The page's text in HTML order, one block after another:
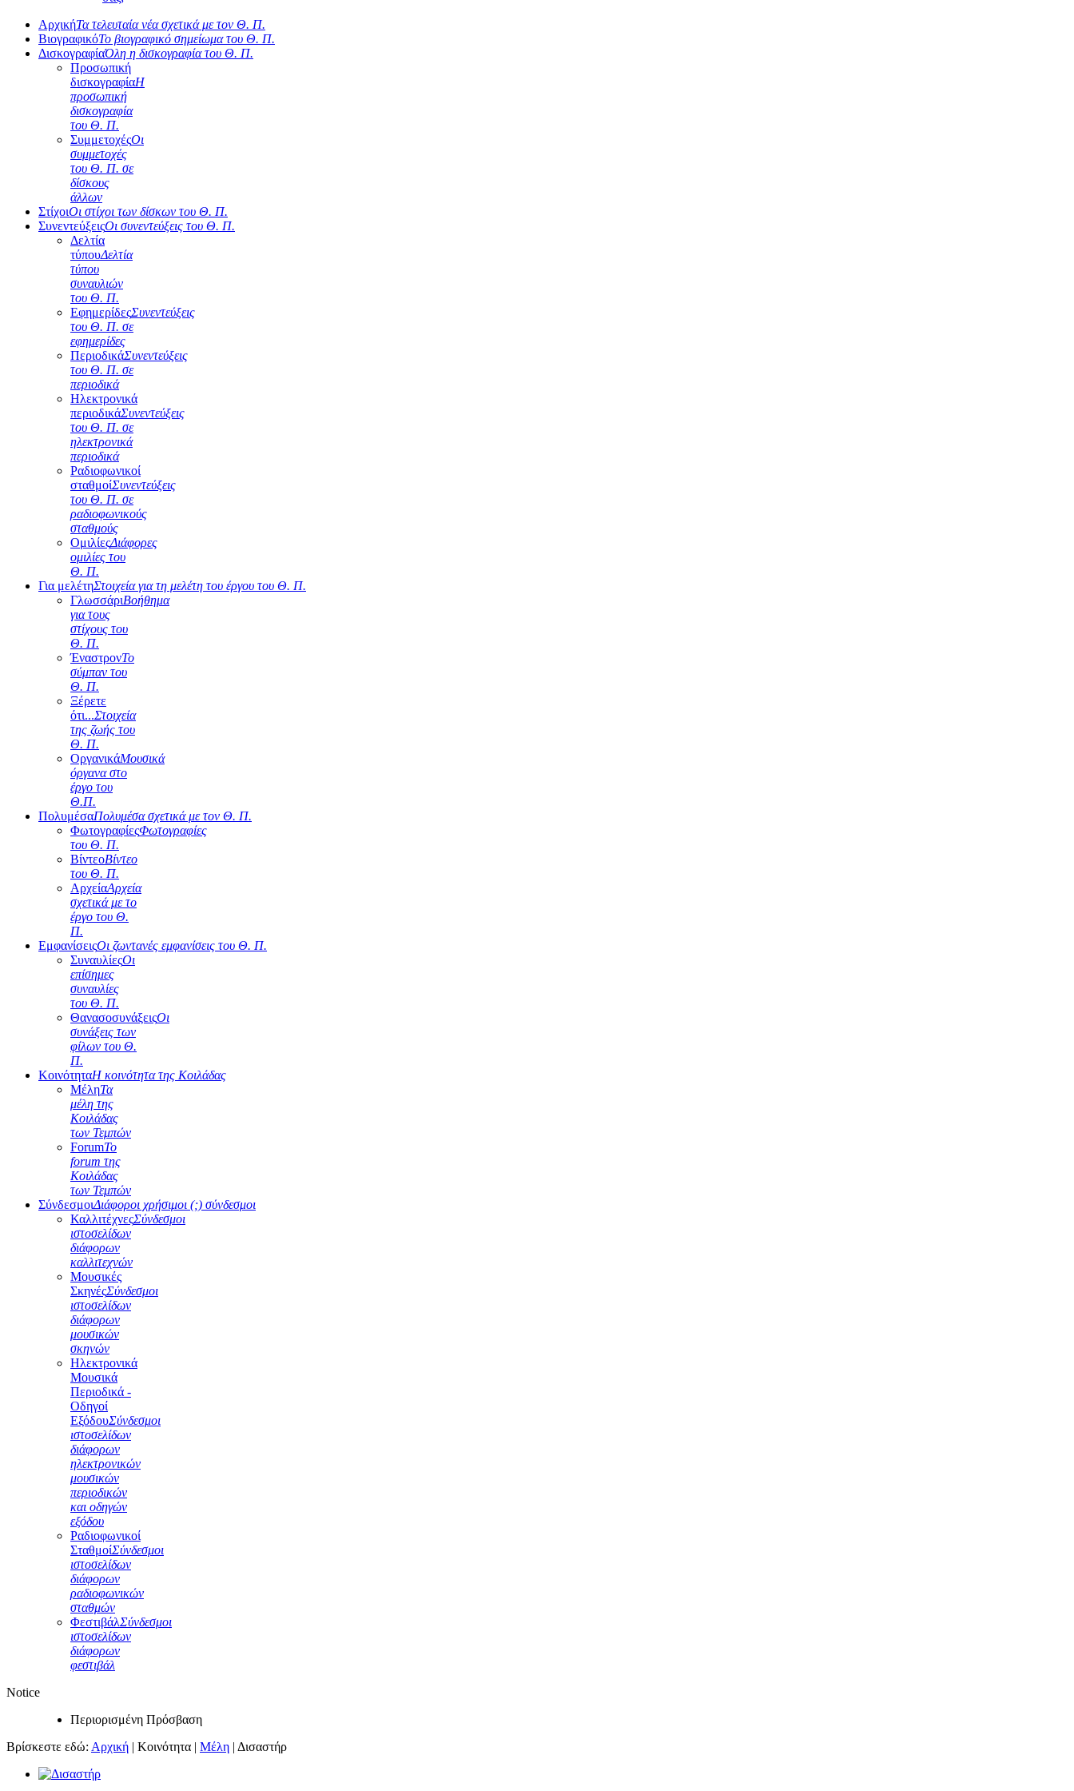
ΑρχικήΤα τελευταία νέα σχετικά με τον Θ. Π.
ΒιογραφικόΤο βιογραφικό σημείωμα του Θ. Π.
ΔισκογραφίαΌλη η δισκογραφία του Θ. Π.
Προσωπική
δισκογραφίαΗ
προσωπική
δισκογραφία
του Θ. Π.
ΣυμμετοχέςΟι
συμμετοχές
του Θ. Π. σε
δίσκους
άλλων
ΣτίχοιΟι στίχοι των δίσκων του Θ. Π.
ΣυνεντεύξειςΟι συνεντεύξεις του Θ. Π.
Δελτία
τύπουΔελτία
τύπου
συναυλιών
του Θ. Π.
ΕφημερίδεςΣυνεντεύξεις
του Θ. Π. σε
εφημερίδες
ΠεριοδικάΣυνεντεύξεις
του Θ. Π. σε
περιοδικά
Ηλεκτρονικά
περιοδικάΣυνεντεύξεις
του Θ. Π. σε
ηλεκτρονικά
περιοδικά
Ραδιοφωνικοί
σταθμοίΣυνεντεύξεις
του Θ. Π. σε
ραδιοφωνικούς
σταθμούς
ΟμιλίεςΔιάφορες
ομιλίες του
Θ. Π.
Για μελέτηΣτοιχεία για τη μελέτη του έργου του Θ. Π.
ΓλωσσάριΒοήθημα
για τους
στίχους του
Θ. Π.
ΈναστρονΤο
σύμπαν του
Θ. Π.
Ξέρετε
ότι...Στοιχεία
της ζωής του
Θ. Π.
ΟργανικάΜουσικά
όργανα στο
έργο του
Θ.Π.
ΠολυμέσαΠολυμέσα σχετικά με τον Θ. Π.
ΦωτογραφίεςΦωτογραφίες
του Θ. Π.
ΒίντεοΒίντεο
του Θ. Π.
ΑρχείαΑρχεία
σχετικά με το
έργο του Θ.
Π.
ΕμφανίσειςΟι ζωντανές εμφανίσεις του Θ. Π.
ΣυναυλίεςΟι
επίσημες
συναυλίες
του Θ. Π.
ΘανασοσυνάξειςΟι
συνάξεις των
φίλων του Θ.
Π.
ΚοινότηταΗ κοινότητα της Κοιλάδας
ΜέληΤα
μέλη της
Κοιλάδας
των Τεμπών
ForumΤο
forum της
Κοιλάδας
των Τεμπών
ΣύνδεσμοιΔιάφοροι χρήσιμοι (;) σύνδεσμοι
ΚαλλιτέχνεςΣύνδεσμοι
ιστοσελίδων
διάφορων
καλλιτεχνών
Μουσικές
ΣκηνέςΣύνδεσμοι
ιστοσελίδων
διάφορων
μουσικών
σκηνών
Ηλεκτρονικά
Μουσικά
Περιοδικά -
Οδηγοί
ΕξόδουΣύνδεσμοι
ιστοσελίδων
διάφορων
ηλεκτρονικών
μουσικών
περιοδικών
και οδηγών
εξόδου
Ραδιοφωνικοί
ΣταθμοίΣύνδεσμοι
ιστοσελίδων
διάφορων
ραδιοφωνικών
σταθμών
ΦεστιβάλΣύνδεσμοι
ιστοσελίδων
διάφορων
φεστιβάλ
Notice
Περιορισμένη Πρόσβαση
Βρίσκεστε εδώ: Αρχική | Κοινότητα | Μέλη | Δισαστήρ